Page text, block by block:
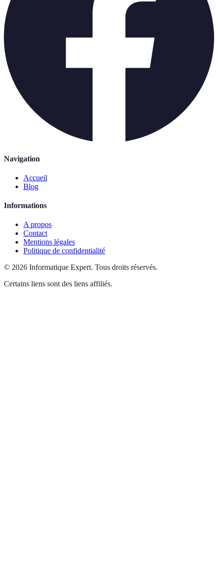
Navigation
Accueil
Blog
Informations
A propos
Contact
Mentions légales
Politique de confidentialité
© 2026 Informatique Expert. Tous droits réservés.
Certains liens sont des liens affiliés.